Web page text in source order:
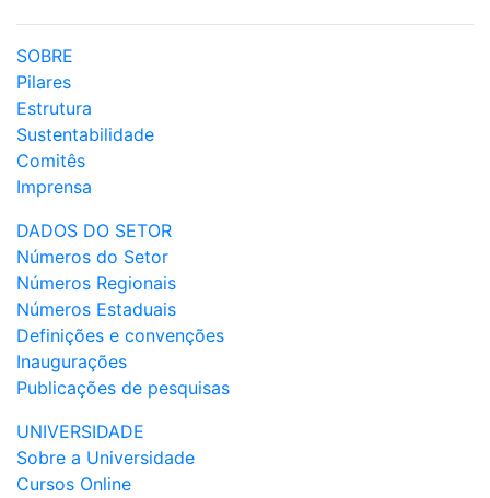
SOBRE
Pilares
Estrutura
Sustentabilidade
Comitês
Imprensa
DADOS DO SETOR
Números do Setor
Números Regionais
Números Estaduais
Definições e convenções
Inaugurações
Publicações de pesquisas
UNIVERSIDADE
Sobre a Universidade
Cursos Online